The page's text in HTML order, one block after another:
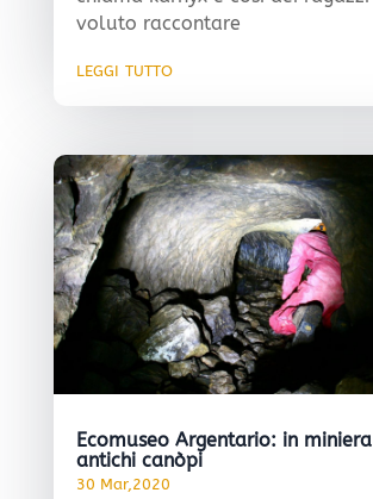
voluto raccontare
leggi tutto
Ecomuseo Argentario: in
antichi canòpi
30 Mar,2020